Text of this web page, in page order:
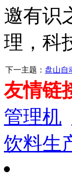
邀有识
理，科
下一主题： 盘山自
友情链
管理机
饮料生